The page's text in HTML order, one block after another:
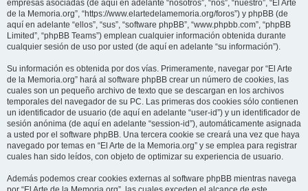
empresas asociadas (de aquí en adelante “nosotros”, “nos”, “nuestro”, “El Arte
de la Memoria.org”, “https://www.elartedelamemoria.org/foros”) y phpBB (de
aquí en adelante “ellos”, “sus”, “software phpBB”, “www.phpbb.com”, “phpBB
Limited”, “phpBB Teams”) emplean cualquier información obtenida durante
cualquier sesión de uso por usted (de aquí en adelante “su información”).
Su información es obtenida por dos vías. Primeramente, navegar por “El Arte
de la Memoria.org” hará al software phpBB crear un número de cookies, las
cuales son un pequeño archivo de texto que se descargan en los archivos
temporales del navegador de su PC. Las primeras dos cookies sólo contienen
un identificador de usuario (de aquí en adelante “user-id”) y un identificador de
sesión anónima (de aquí en adelante “session-id”), automáticamente asignada
a usted por el software phpBB. Una tercera cookie se creará una vez que haya
navegado por temas en “El Arte de la Memoria.org” y se emplea para registrar
cuales han sido leídos, con objeto de optimizar su experiencia de usuario.
Además podemos crear cookies externas al software phpBB mientras navega